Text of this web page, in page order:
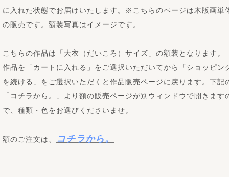
に入れた状態でお届けいたします。※こちらのページは木版画単
の販売です。額装写真はイメージです。
こちらの作品は「大衣（だいころ）サイズ」の額装となります。
作品を「カートに入れる」をご選択いただいてから「ショッピン
を続ける」をご選択いただくと作品販売ページに戻ります。下記
「コチラから。」より額の販売ページが別ウィンドウで開きます
で、種類・色をお選びくださいませ。
額のご注文は、 コチラから。